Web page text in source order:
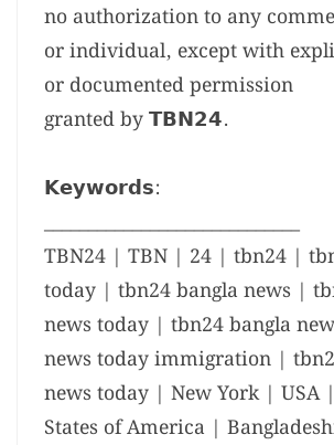
no authorization to any
or individual, except with
or documented permission
granted by 𝗧𝗕𝗡𝟮𝟰.
𝗞𝗲𝘆𝘄𝗼𝗿𝗱𝘀:
_____________________________
TBN24 | TBN | 24 | tbn24 |
today | tbn24 bangla news |
news today | tbn24 bangla
news today immigration |
news today | New York | USA
States of America |